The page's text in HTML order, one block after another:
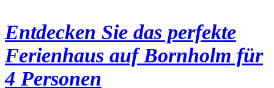
Entdecken Sie das perfekte
Ferienhaus auf Bornholm für
4 Personen